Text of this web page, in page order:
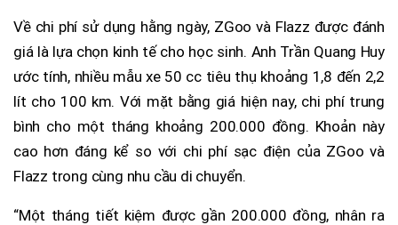
Về chi phí sử dụng hằng ngày, ZGoo và Flazz được đánh
giá là lựa chọn kinh tế cho học sinh. Anh Trần Quang Huy
ước tính, nhiều mẫu xe 50 cc tiêu thụ khoảng 1,8 đến 2,2
lít cho 100 km. Với mặt bằng giá hiện nay, chi phí trung
bình cho một tháng khoảng 200.000 đồng. Khoản này
cao hơn đáng kể so với chi phí sạc điện của ZGoo và
Flazz trong cùng nhu cầu di chuyển.
“Một tháng tiết kiệm được gần 200.000 đồng, nhân ra